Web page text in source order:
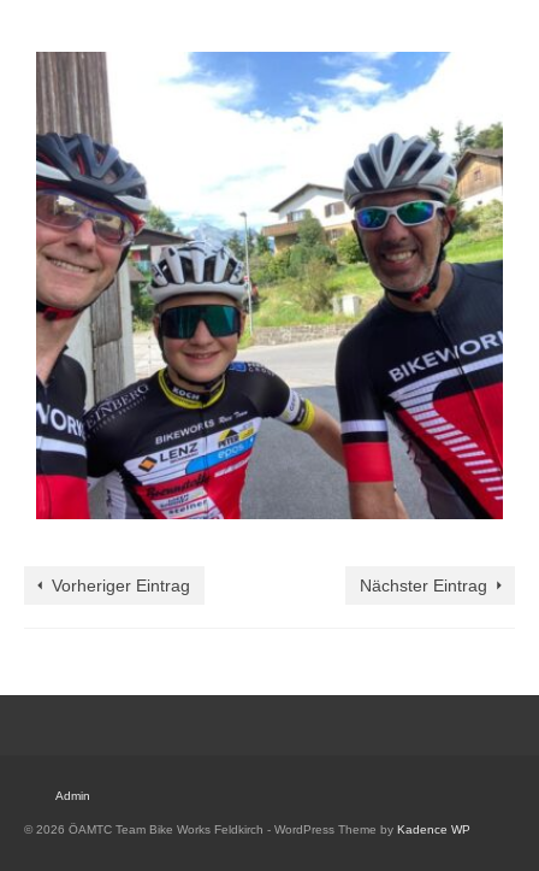
Vorheriger Eintrag Nächster Eintrag
Admin
© 2026 ÖAMTC Team Bike Works Feldkirch - WordPress Theme by Kadence WP